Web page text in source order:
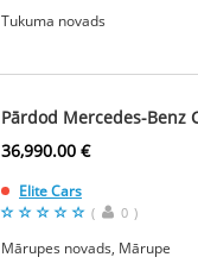
Tukuma novads
Pārdod Mercedes-Benz
36,990.00 €
Elite Cars
( 0 )
Mārupes novads, Mārupe